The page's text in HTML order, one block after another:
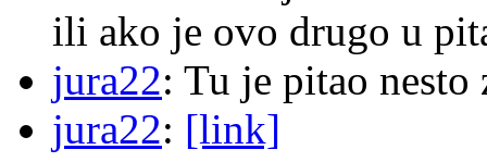
ili ako je ovo drugo u
jura22: Tu je pitao
jura22: [link]